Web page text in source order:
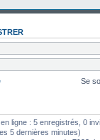
Se
ligne : 5 enregistrés, 0
5 dernières minutes)